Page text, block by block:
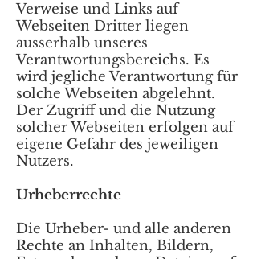
Verweise und Links auf
Webseiten Dritter liegen
ausserhalb unseres
Verantwortungsbereichs. Es
wird jegliche Verantwortung für
solche Webseiten abgelehnt.
Der Zugriff und die Nutzung
solcher Webseiten erfolgen auf
eigene Gefahr des jeweiligen
Nutzers.
Urheberrechte
Die Urheber- und alle anderen
Rechte an Inhalten, Bildern,